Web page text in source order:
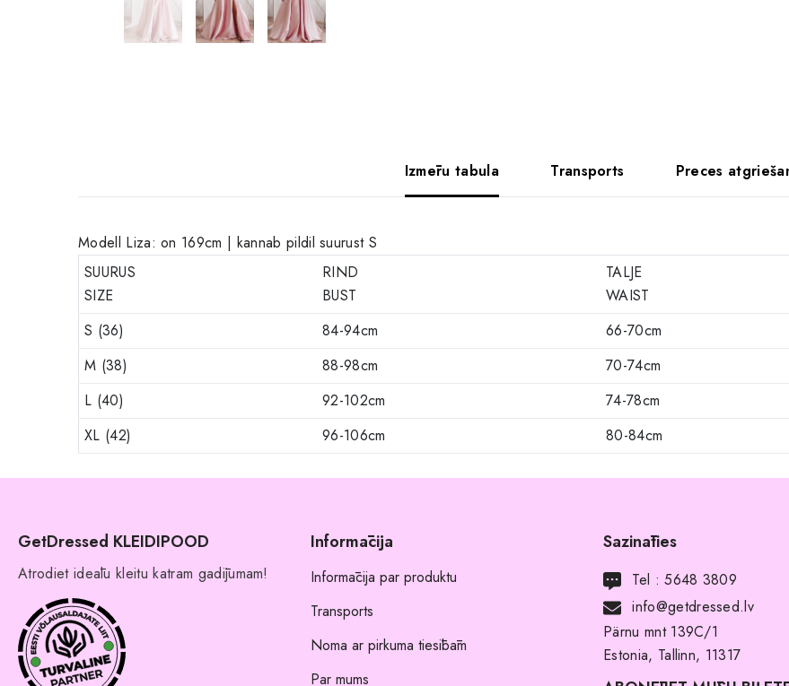
Izmēru tabula Transports Preces
Modell Liza: on 169cm | kannab pildil suurust S
SUURUS
SIZE
RIND
BUST
TALJE
WAIST
S (36)
84-94cm 66-70cm
M (38)
88-98cm 70-74cm
L (40)
92-102cm 74-78cm
XL (42)
96-106cm 80-84cm
GetDressed KLEIDIPOOD
Atrodiet ideālu kleitu katram gadījumam!
Informācija
Informācija par produktu
Transports
Noma ar pirkuma tiesībām
Par mums
Sazināties
Tel :5648 3809
info@getdressed.lv
Pärnu mnt 139C/1
Estonia, Tallinn, 11317